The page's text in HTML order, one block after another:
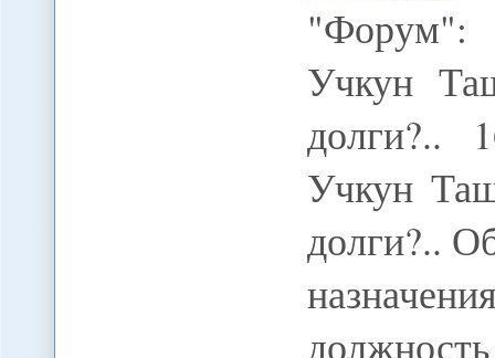
"Форум":
Учкун
долги?..
Учкун
долги?..